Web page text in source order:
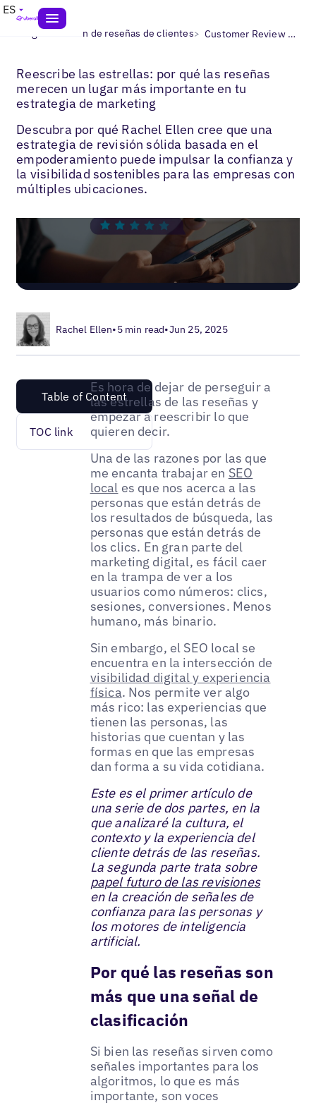
ES
Blogs> Gestión de reseñas de clientes> Customer Review Strategy
Reescribe las estrellas: por qué las reseñas
merecen un lugar más importante en tu
estrategia de marketing
Descubra por qué Rachel Ellen cree que una
estrategia de revisión sólida basada en el
empoderamiento puede impulsar la confianza y
la visibilidad sostenibles para las empresas con
múltiples ubicaciones.
Rachel Ellen•5 min read•Jun 25, 2025
Table of Content
TOC link
Es hora de dejar de perseguir a
las estrellas de las reseñas y
empezar a reescribir lo que
quieren decir.
Una de las razones por las que
me encanta trabajar en SEO
local es que nos acerca a las
personas que están detrás de
los resultados de búsqueda, las
personas que están detrás de
los clics. En gran parte del
marketing digital, es fácil caer
en la trampa de ver a los
usuarios como números: clics,
sesiones, conversiones. Menos
humano, más binario.
Sin embargo, el SEO local se
encuentra en la intersección de
visibilidad digital y experiencia
física. Nos permite ver algo
más rico: las experiencias que
tienen las personas, las
historias que cuentan y las
formas en que las empresas
dan forma a su vida cotidiana.
Este es el primer artículo de
una serie de dos partes, en la
que analizaré la cultura, el
contexto y la experiencia del
cliente detrás de las reseñas.
La segunda parte trata sobre
papel futuro de las revisiones
en la creación de señales de
confianza para las personas y
los motores de inteligencia
artificial.
Por qué las reseñas son
más que una señal de
clasificación
Si bien las reseñas sirven como
señales importantes para los
algoritmos, lo que es más
importante, son voces